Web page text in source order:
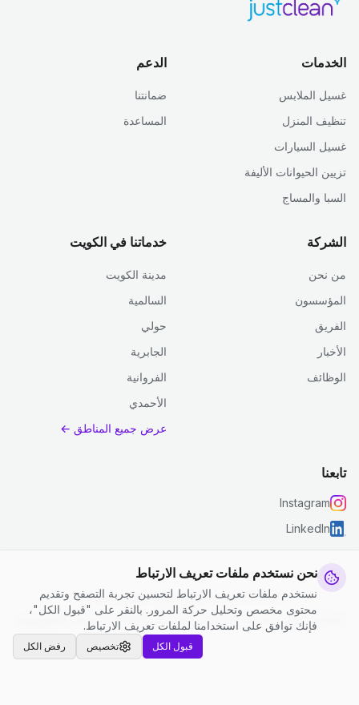
نحن نستخدم ملفات تعريف الارتباط
نستخدم ملفات تعريف الارتباط لتحسين تجربة التصفح وتقديم
محتوى مخصص وتحليل حركة المرور. بالنقر على "قبول الكل"،
فإنك توافق على استخدامنا لملفات تعريف الارتباط.
رفض الكل تخصيص قبول الكل
الخدمات
غسيل الملابس
تنظيف المنزل
غسيل السيارات
تزيين الحيوانات الأليفة
السبا والمساج
الدعم
ضمانتنا
المساعدة
الشركة
من نحن
المؤسسون
الفريق
الأخبار
الوظائف
خدماتنا في الكويت
مدينة الكويت
السالمية
حولي
الجابرية
الفروانية
الأحمدي
عرض جميع المناطق ←
تابعنا
Instagram
LinkedIn
© 2026 جست كلين. جميع الحقوق محفوظة.
سياسة الخصوصية
الشروط والأحكام | إعدادات ملفات تعريف الارتباط